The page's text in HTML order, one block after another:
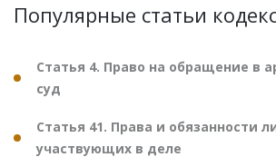
Популярные статьи
Статья 4. Право на обращение в
суд
Статья 41. Права и обязанности
участвующих в деле